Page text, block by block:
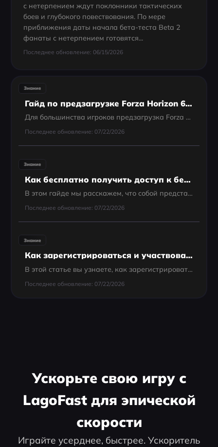
с нетерпением ждут поклонники тактических
боев и глубокого повествования. По мере
приближения даты начала бета-теста Beta 2
фанаты с нетерпением готовятся...
Последнее обновление: 06/15/2026
Знание
Гайд по предзагрузке Forza Horizon 6: сроки, размер и как скачать заранее
Для большинства игроков предзагрузка Forza Horizon 6 уже доступна. Microsoft обычно открывает предзагрузку за 1–2 недели до официального релиза.
Последнее обновление: 07/22/2026
Знание
Как бесплатно получить доступ к бета-тесту Chrono Odyssey
В этом гайде мы расскажем, что собой представляет закрытая бета, как она работает и — главное — как бесплатно получить доступ к тесту.
Последнее обновление: 07/22/2026
Знание
Как зарегистрироваться и участвовать в бета-тестировании Elden R
В этой статье вы узнаете, как зарегистрироваться на бета-тест Elden Ring: Nightreign и принять в нем участие, а также о том, что нового ждет в этом дополнении.
Последнее обновление: 07/22/2026
Ускорьте свою игру с
LagoFast для эпической
скорости
Играйте усерднее, быстрее. Ускоритель